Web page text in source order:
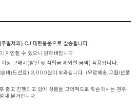
말제외) CJ 대한통운으로 발송됩니다.
지연될 수 있으니 양해바랍니다.
상 구매시(할인 및 적립금 제외한 금액) 적용됩니다.
송비(도선료) 3,000원이 부과됩니다. (무료배송,교환/반품
출고 진행되고 있어 상품을 고의적으로 훼손하시는 경우
대 불가합니다.